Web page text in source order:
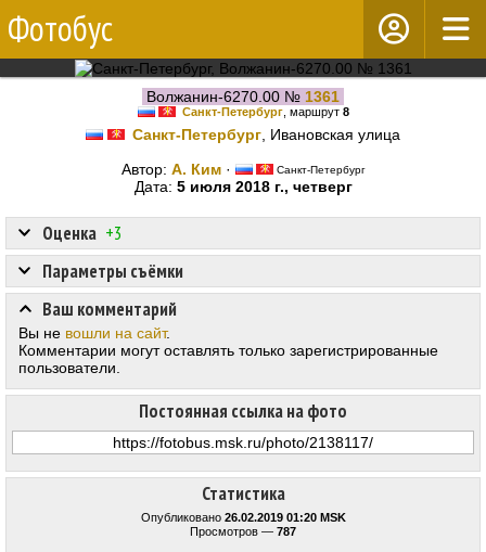
Фотобус
Волжанин-6270.00 № 1361
Санкт-Петербург, маршрут 8
Санкт-Петербург , Ивановская улица
Автор: А. Ким· Санкт-Петербург
Дата: 5 июля 2018 г., четверг
Статистика
Опубликовано 26.02.2019 01:20 MSK
Просмотров — 787
Оценка +3
Постоянная ссылка на фото
Параметры съёмки
Ваш комментарий
Вы не вошли на сайт.
Комментарии могут оставлять только зарегистрированные
пользователи.